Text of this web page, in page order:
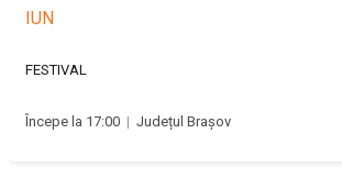
IUN
FESTIVAL
Începe la 17:00 | Județul Brașov